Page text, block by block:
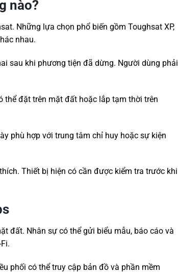
nào?
Những lựa chọn phổ biến gồm Toughsat XP,
nhau.
sau khi phương tiện đã dừng. Người dùng phải
thể đặt trên mặt đất hoặc lắp tạm thời trên
phù hợp với trung tâm chỉ huy hoặc sự kiện
Thiết bị hiện có cần được kiểm tra trước khi
đất. Nhân sự có thể gửi biểu mẫu, báo cáo và
phối có thể truy cập bản đồ và phần mềm